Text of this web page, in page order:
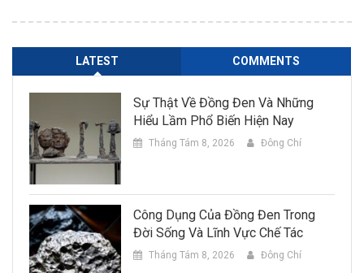
LATEST COMMENTS
Sự Thật Về Đồng Đen Và Những
Hiểu Lầm Phổ Biến Hiện Nay
Tháng Tám 8, 2026 Đông Chí
Công Dụng Của Đồng Đen Trong
Đời Sống Và Lĩnh Vực Chế Tác
Tháng Tám 8, 2026 Đông Chí